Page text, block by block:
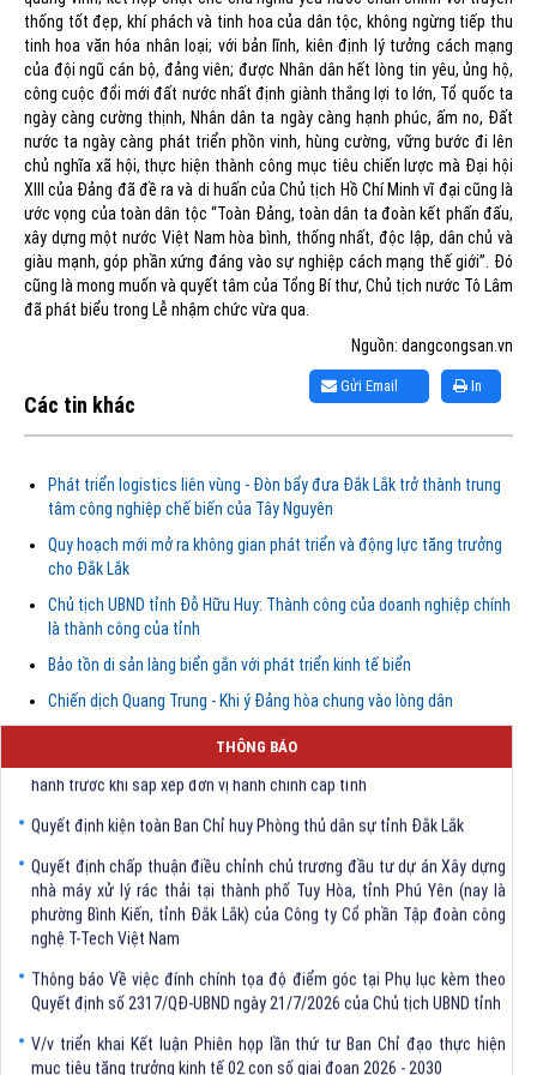
thống tốt đẹp, khí phách và tinh hoa của dân tộc, không ngừng tiếp thu
tinh hoa văn hóa nhân loại; với bản lĩnh, kiên định lý tưởng cách mạng
của đội ngũ cán bộ, đảng viên; được Nhân dân hết lòng tin yêu, ủng hộ,
công cuộc đổi mới đất nước nhất định giành thắng lợi to lớn, Tổ quốc ta
ngày càng cường thịnh, Nhân dân ta ngày càng hạnh phúc, ấm no, Đất
nước ta ngày càng phát triển phồn vinh, hùng cường, vững bước đi lên
chủ nghĩa xã hội, thực hiện thành công mục tiêu chiến lược mà Đại hội
XIII của Đảng đã đề ra và di huấn của Chủ tịch Hồ Chí Minh vĩ đại cũng là
ước vọng của toàn dân tộc “Toàn Đảng, toàn dân ta đoàn kết phấn đấu,
xây dựng một nước Việt Nam hòa bình, thống nhất, độc lập, dân chủ và
giàu mạnh, góp phần xứng đáng vào sự nghiệp cách mạng thế giới”. Đó
cũng là mong muốn và quyết tâm của Tổng Bí thư, Chủ tịch nước Tô Lâm
đã phát biểu trong Lễ nhậm chức vừa qua.
Nguồn: dangcongsan.vn
In
Gửi Email
Các tin khác
Phát triển logistics liên vùng - Đòn bẩy đưa Đắk Lắk trở thành trung
tâm công nghiệp chế biến của Tây Nguyên
Quy hoạch mới mở ra không gian phát triển và động lực tăng trưởng
cho Đắk Lắk
Chủ tịch UBND tỉnh Đỗ Hữu Huy: Thành công của doanh nghiệp chính
là thành công của tỉnh
Bảo tồn di sản làng biển gắn với phát triển kinh tế biển
Chiến dịch Quang Trung - Khi ý Đảng hòa chung vào lòng dân
THÔNG BÁO
Quyết định Về việc bãi bỏ một số văn bảng quy phạm pháp luật trong
lĩnh vực khoa học và công nghệ do Ủy ban nhân dân tỉnh Đắk Lắk ban
hành trước khi sắp xếp đơn vị hành chính cấp tỉnh
nhà máy xử lý rác thải tại thành phố Tuy Hòa, tỉnh Phú Yên (nay là
phường Bình Kiến, tỉnh Đắk Lắk) của Công ty Cổ phần Tập đoàn công
nghệ T-Tech Việt Nam
Quyết định số 2317/QĐ-UBND ngày 21/7/2026 của Chủ tịch UBND tỉnh
mục tiêu tăng trưởng kinh tế 02 con số giai đoạn 2026 - 2030